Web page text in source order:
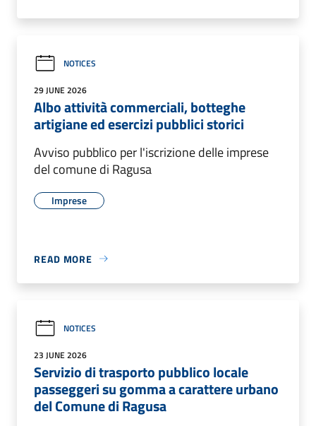
NOTICES
29 JUNE 2026
Albo attività commerciali, botteghe
artigiane ed esercizi pubblici storici
Avviso pubblico per l'iscrizione delle imprese
del comune di Ragusa
Imprese
READ MORE
NOTICES
23 JUNE 2026
Servizio di trasporto pubblico locale
passeggeri su gomma a carattere urbano
del Comune di Ragusa